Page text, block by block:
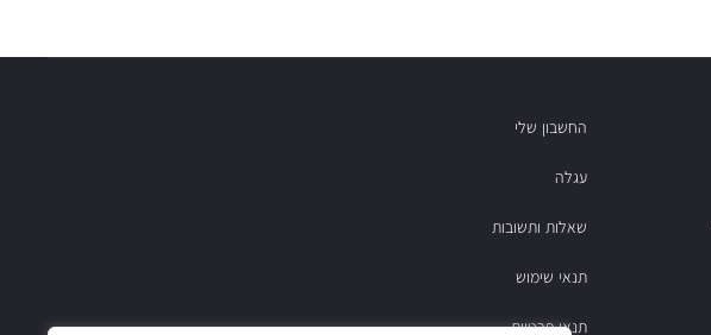
החשבון שלי
עגלה
שאלות ותשובות
תנאי שימוש
תנאי פרטיות